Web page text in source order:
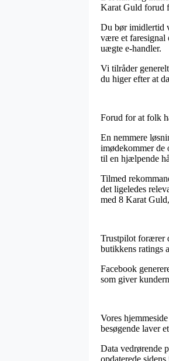
Karat Guld forud
Du bør imidlertid
være et faresignal
uægte e-handler.
Vi tilråder
du higer efter at
Forud for at folk
En nemmere
imødekommer de
til en hjælpende
Tilmed
det ligeledes
med 8 Karat
Trustpilot forærer
butikkens ratings
Facebook
som giver
Vores
besøgende laver
Data vedrørende
opdaterede